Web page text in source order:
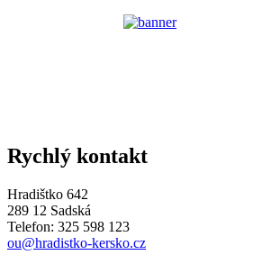
Rychlý kontakt
Hradištko 642
289 12 Sadská
Telefon: 325 598 123
ou@hradistko-kersko.cz